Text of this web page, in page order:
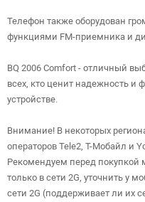
Телефон также оборудован
функциями FM-приемника и
BQ 2006 Comfort - отличный
всех, кто ценит надежность и
устройстве.
Внимание! В некоторых
операторов Tele2, Т-Мобайл и
Рекомендуем перед
только в сети 2G, уточнить у
сети 2G (поддерживает ли их